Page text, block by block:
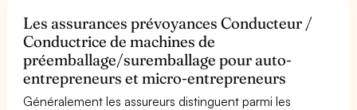
Les assurances prévoyances Conducteur /
Conductrice de machines de
préemballage/suremballage pour auto-
entrepreneurs et micro-entrepreneurs
Généralement les assureurs distinguent parmi les